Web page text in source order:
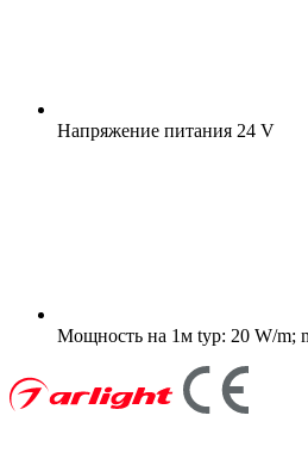
Напряжение питания 24 V
Мощность на 1м typ: 20 W/m;